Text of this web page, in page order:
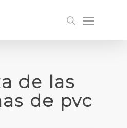
search
Menu
de las
de pvc